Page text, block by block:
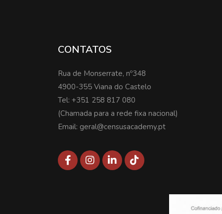
CONTATOS
Rua de Monserrate, nº348
4900-355 Viana do Castelo
Tel: +351 258 817 080
(Chamada para a rede fixa nacional)
Email: geral@censusacademy.pt